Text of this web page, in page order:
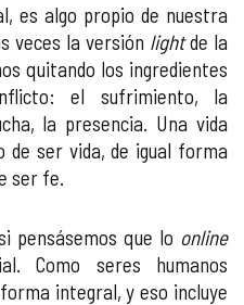
es algo propio de nuestra
veces la versión lightde la
quitando los ingredientes
el sufrimiento, la
la presencia. Una vida
de ser vida, de igual forma
ser fe.
pensásemos que lo online
Como seres humanos
integral, y eso incluye